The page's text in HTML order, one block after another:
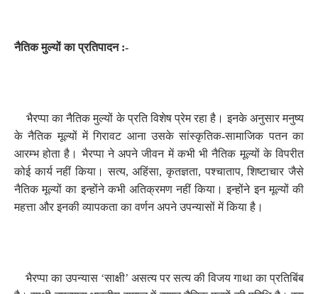
नैतिक मुल्यों का प्रतिपादन :-
भैरप्पा का नैतिक मुल्यों के प्रति विशेष प्रेम रहा है। इनके अनुसार मनुष्य
के नैतिक मूल्यों में गिरावट आना उसके सांस्कृतिक-सामाजिक पतन का
आरम्भ होता है। भैरप्पा ने अपने जीवन में कभी भी नैतिक मूल्यों के विपरीत
कोई कार्य नहीं किया। सत्य,अहिंसा,कृतज्ञता,पश्चाताप, शिष्टाचार जैसे
नैतिक मूल्यों का इन्होंने कभी अतिक्रमण नहीं किया। इन्होंने इन मूल्यों की
महत्ता और इनकी व्यापकता का वर्णन अपने उपन्यासों में किया है।
भैरप्पा का उपन्यास ‘साक्षी’ असत्य पर सत्य की विजय गाथा का प्रतिबिंब